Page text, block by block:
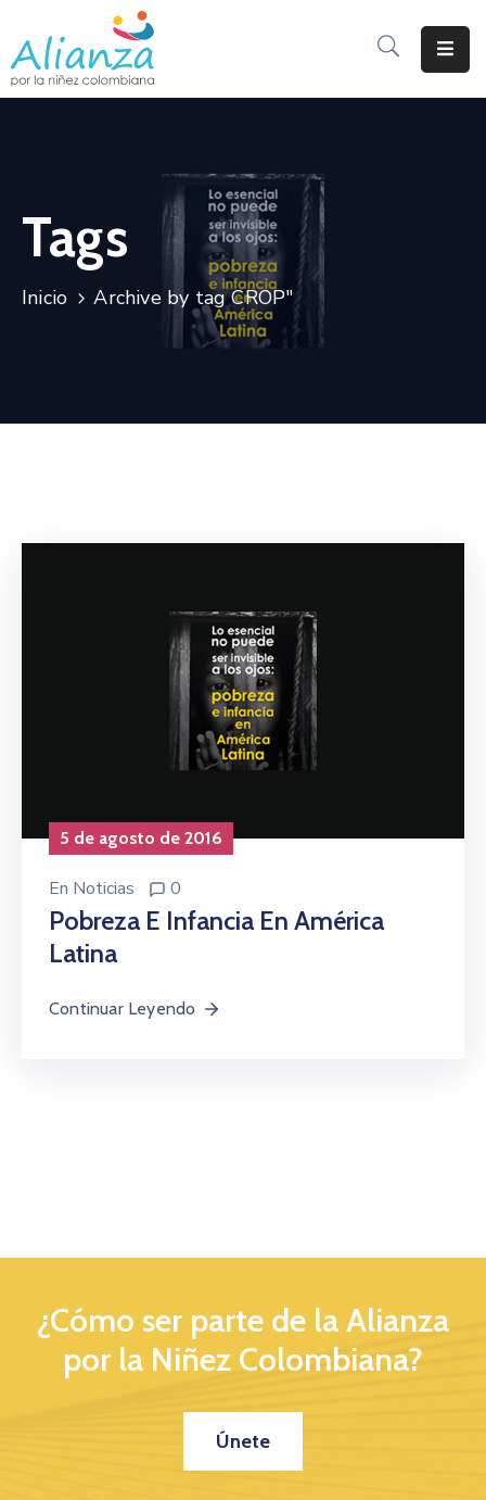
Inicio
Documentos
Contáctanos
Tags
Inicio Archive by tag CROP"
5 de agosto de 2016
En Noticias 0
Pobreza E Infancia En América
Latina
Continuar Leyendo
¿Cómo ser parte de la Alianza
por la Niñez Colombiana?
Únete